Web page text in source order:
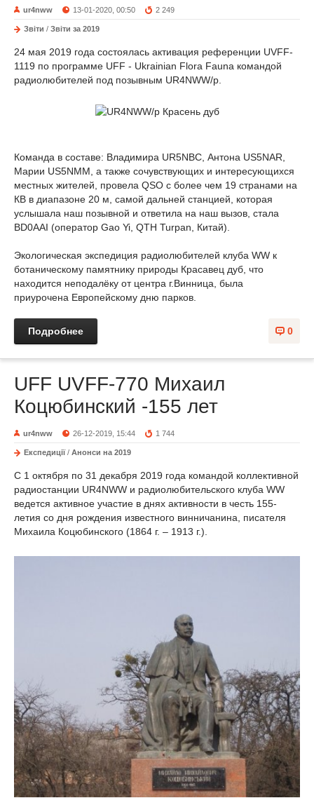
ur4nww 13-01-2020, 00:50 2 249
Звіти / Звіти за 2019
24 мая 2019 года состоялась активация референции UVFF-
1119 по программе UFF - Ukrainian Flora Fauna командой
радиолюбителей под позывным UR4NWW/p.
Команда в составе: Владимира UR5NBC, Антона US5NAR,
Марии US5NMM, а также сочувствующих и интересующихся
местных жителей, провела QSO с более чем 19 странами на
КВ в диапазоне 20 м, самой дальней станцией, которая
услышала наш позывной и ответила на наш вызов, стала
BD0AAI (оператор Gao Yi, QTH Turpan, Китай).
Экологическая экспедиция радиолюбителей клуба WW к
ботаническому памятнику природы Красавец дуб, что
находится неподалёку от центра г.Винница, была
приурочена Европейскому дню парков.
0
Подробнее
UFF UVFF-770 Михаил
Коцюбинский -155 лет
ur4nww 26-12-2019, 15:44 1 744
Експедиції/ Анонси на 2019
С 1 октября по 31 декабря 2019 года командой коллективной
радиостанции UR4NWW и радиолюбительского клуба WW
ведется активное участие в днях активности в честь 155-
летия со дня рождения известного винничанина, писателя
Михаила Коцюбинского (1864 г. – 1913 г.).